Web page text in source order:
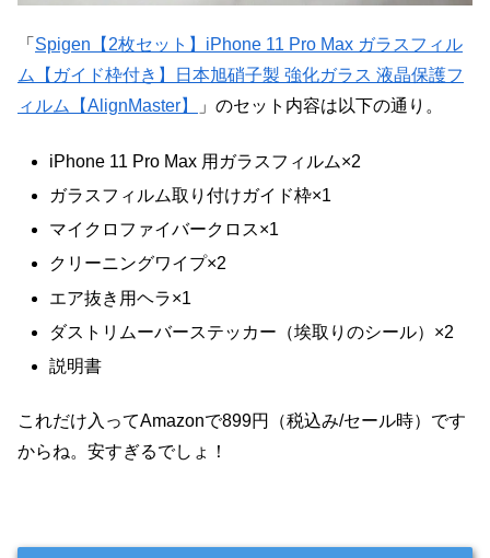
「 Spigen【2枚セット】iPhone 11 Pro Max ガラスフィル
ム【ガイド枠付き】日本旭硝子製 強化ガラス 液晶保護フ
ィルム【AlignMaster】
」のセット内容は以下の通り。
iPhone 11 Pro Max 用ガラスフィルム×2
ガラスフィルム取り付けガイド枠×1
マイクロファイバークロス×1
クリーニングワイプ×2
エア抜き用ヘラ×1
ダストリムーバーステッカー（埃取りのシール）×2
説明書
これだけ入ってAmazonで899円（税込み/セール時）です
からね。安すぎるでしょ！